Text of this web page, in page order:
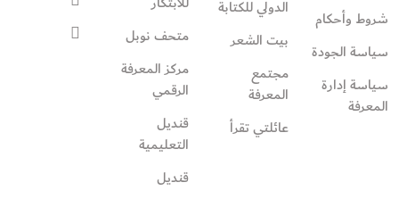
شروط وأحكام
سياسة الجودة
سياسة إدارة
المعرفة
الدولي للكتابة
بيت الشعر
مجتمع
المعرفة
عائلتي تقرأ‎
متحف نوبل
مركز المعرفة
الرقمي
قنديل
التعليمية
قنديل